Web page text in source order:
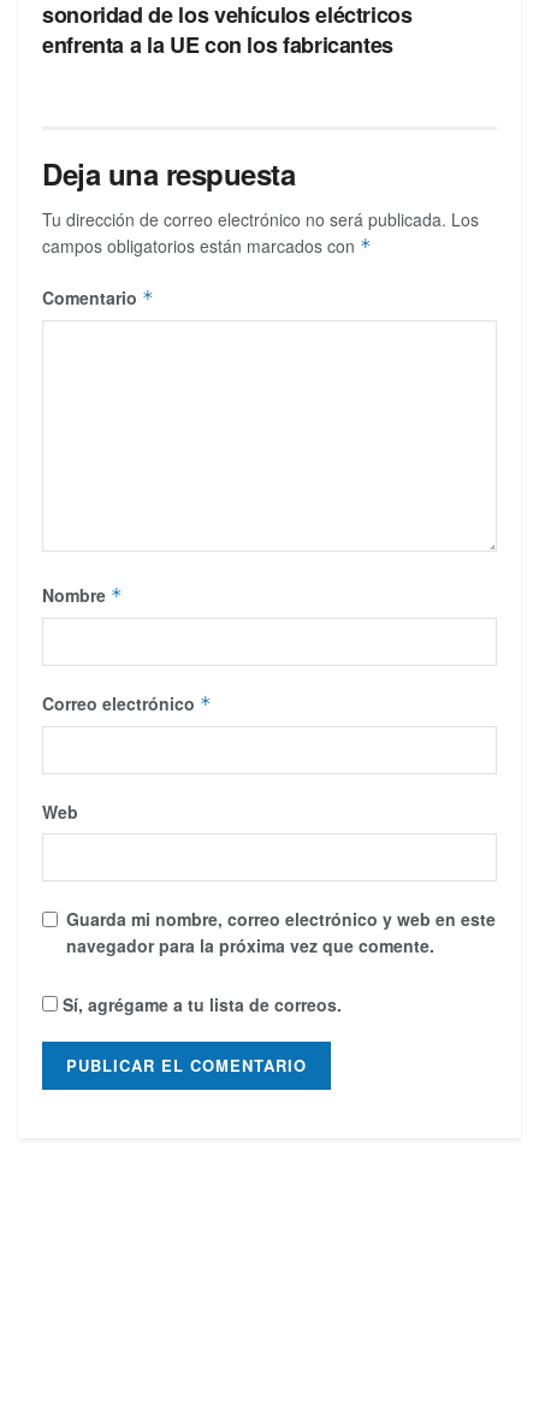
sonoridad de los vehículos eléctricos
enfrenta a la UE con los fabricantes
Deja una respuesta
Tu dirección de correo electrónico no será publicada. Los
campos obligatorios están marcados con *
Comentario *
Nombre *
Correo electrónico *
Web
Guarda mi nombre, correo electrónico y web en este
navegador para la próxima vez que comente.
Sí, agrégame a tu lista de correos.